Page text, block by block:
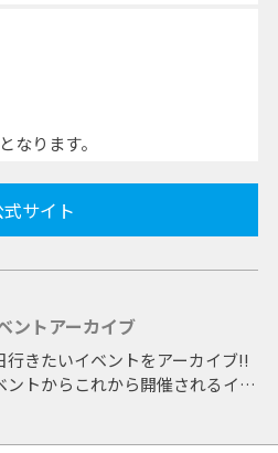
なります。
式サイト
ントアーカイブ
行きたいイベントをアーカイブ!!
ントからこれから開催されるイベ